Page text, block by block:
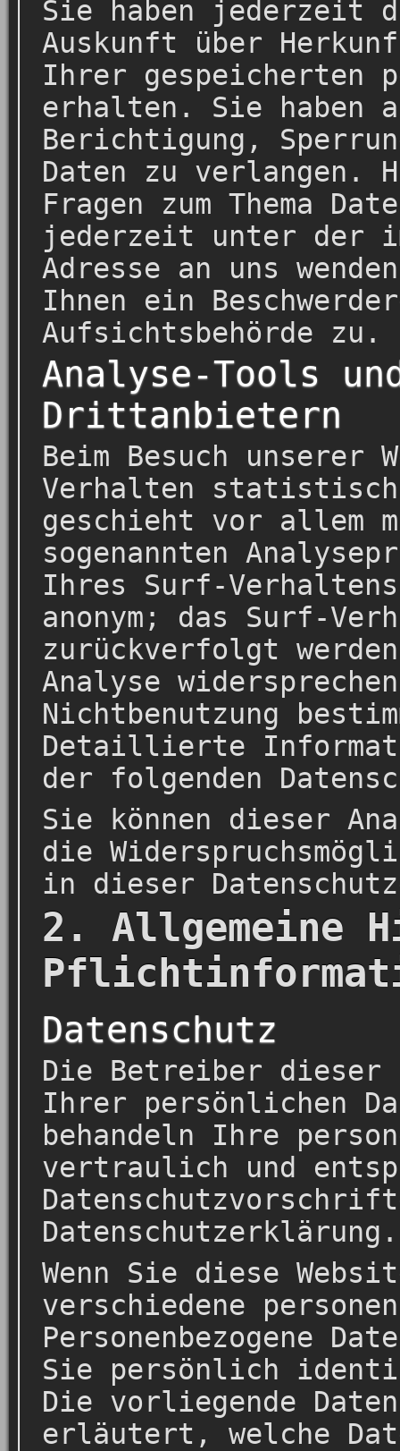
Sie haben jederzeit
Auskunft über
Ihrer gespeicherten
erhalten. Sie haben
Berichtigung,
Daten zu verlangen.
Fragen zum Thema
jederzeit unter der im
Adresse an uns
Ihnen ein
Aufsichtsbehörde zu.
Analyse-Tools
Drittanbietern
Beim Besuch
Verhalten statistisch
geschieht vor allem
sogenannten
Ihres Surf-
anonym; das Surf-
zurückverfolgt
Analyse
Nichtbenutzung
Detaillierte
der folgenden
Sie können dieser
die
in dieser
2. Allgemeine
Datenschutz
Die Betreiber dieser
Ihrer persönlichen
behandeln Ihre
vertraulich und
Datenschutzerklärung.
Wenn Sie diese
verschiedene
Personenbezogene
Sie persönlich
Die vorliegende
erläutert, welche